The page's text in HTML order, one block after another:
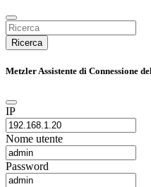
Ricerca
Metzler Assistente di Connessione
IP
Nome utente
Password